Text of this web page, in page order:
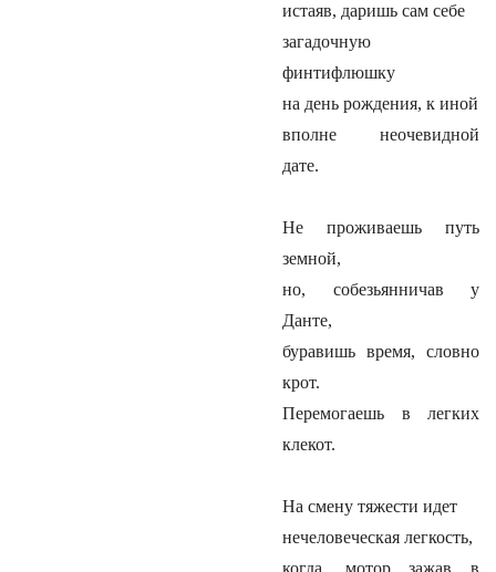
истаяв, даришь сам себе
загадочную
финтифлюшку
на день рождения, к иной
вполне неочевидной
дате.
Не проживаешь путь
земной,
но, собезьянничав у
Данте,
буравишь время, словно
крот.
Перемогаешь в легких
клекот.
На смену тяжести идет
нечеловеческая легкость,
когда, мотор зажав в